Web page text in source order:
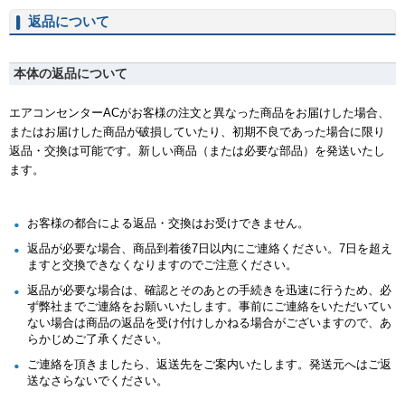
返品について
本体の返品について
エアコンセンターACがお客様の注文と異なった商品をお届けした場合、
またはお届けした商品が破損していたり、初期不良であった場合に限り
返品・交換は可能です。新しい商品（または必要な部品）を発送いたし
ます。
お客様の都合による返品・交換はお受けできません。
返品が必要な場合、商品到着後7日以内にご連絡ください。7日を超え
ますと交換できなくなりますのでご注意ください。
返品が必要な場合は、確認とそのあとの手続きを迅速に行うため、必
ず弊社までご連絡をお願いいたします。事前にご連絡をいただいてい
ない場合は商品の返品を受け付けしかねる場合がございますので、あ
らかじめご了承ください。
ご連絡を頂きましたら、返送先をご案内いたします。発送元へはご返
送なさらないでください。